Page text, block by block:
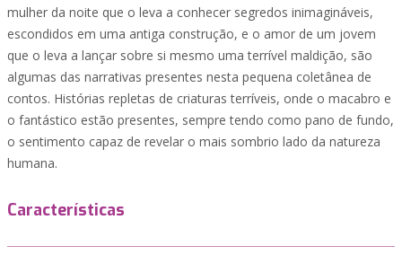
mulher da noite que o leva a conhecer segredos inimagináveis,
escondidos em uma antiga construção, e o amor de um jovem
que o leva a lançar sobre si mesmo uma terrível maldição, são
algumas das narrativas presentes nesta pequena coletânea de
contos. Histórias repletas de criaturas terríveis, onde o macabro e
o fantástico estão presentes, sempre tendo como pano de fundo,
o sentimento capaz de revelar o mais sombrio lado da natureza
humana.
Características